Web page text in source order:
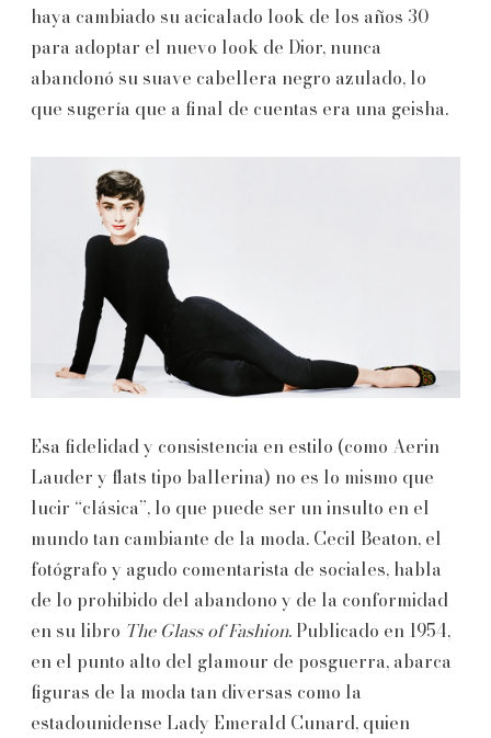
haya cambiado su acicalado look de los años 30
para adoptar el nuevo look de Dior, nunca
abandonó su suave cabellera negro azulado, lo
que sugería que a final de cuentas era una geisha.
Esa fidelidad y consistencia en estilo (como Aerin
Lauder y flats tipo ballerina) no es lo mismo que
lucir “clásica”, lo que puede ser un insulto en el
mundo tan cambiante de la moda. Cecil Beaton, el
fotógrafo y agudo comentarista de sociales, habla
de lo prohibido del abandono y de la conformidad
en su libro The Glass of Fashion. Publicado en 1954,
en el punto alto del glamour de posguerra, abarca
figuras de la moda tan diversas como la
estadounidense Lady Emerald Cunard, quien